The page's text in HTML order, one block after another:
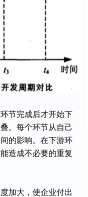
节完成后才开始下
。每个环节从自己
的影响。在下游环
造成不必要的重复
加大，使企业付出